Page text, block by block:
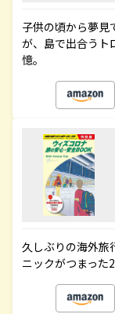
子供の頃から夢見
が、島で出合うト
憶。
久しぶりの海外旅
ニックがつまった